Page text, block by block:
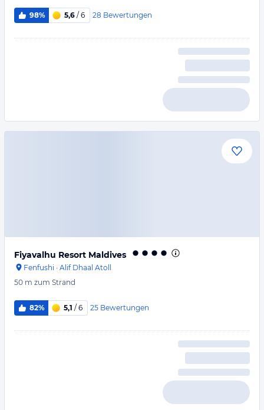
98% 5,6 / 6 28 Bewertungen
Fiyavalhu Resort Maldives
Fenfushi · Alif Dhaal Atoll
50 m zum Strand
82% 5,1 / 6 25 Bewertungen